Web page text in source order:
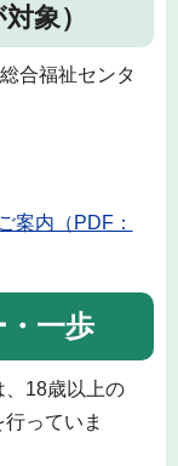
象）
合福祉センタ
案内（PDF：
一歩
、18歳以上の
っていま